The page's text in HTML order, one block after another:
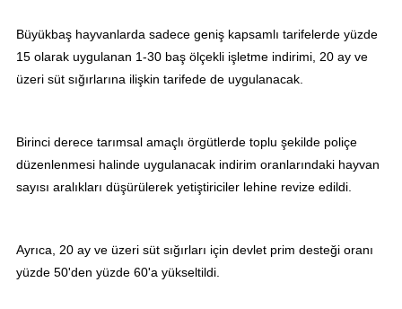
Büyükbaş hayvanlarda sadece geniş kapsamlı tarifelerde yüzde
15 olarak uygulanan 1-30 baş ölçekli işletme indirimi, 20 ay ve
üzeri süt sığırlarına ilişkin tarifede de uygulanacak.
Birinci derece tarımsal amaçlı örgütlerde toplu şekilde poliçe
düzenlenmesi halinde uygulanacak indirim oranlarındaki hayvan
sayısı aralıkları düşürülerek yetiştiriciler lehine revize edildi.
Ayrıca, 20 ay ve üzeri süt sığırları için devlet prim desteği oranı
yüzde 50'den yüzde 60'a yükseltildi.